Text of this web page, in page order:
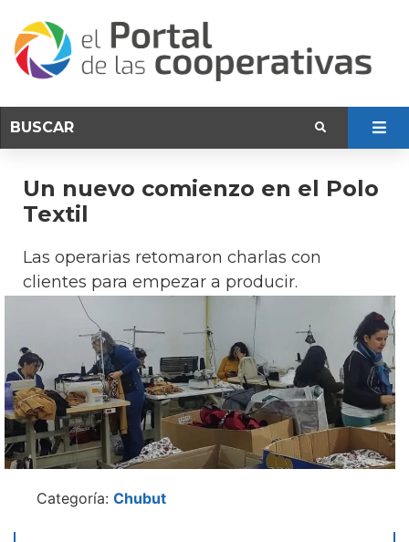
Un nuevo comienzo en el Polo
Textil
Las operarias retomaron charlas con
clientes para empezar a producir.
Categoría: Chubut